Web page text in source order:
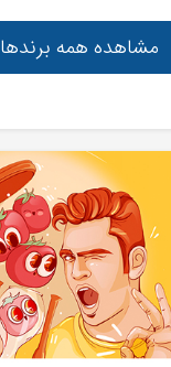
مشاهده همه برندها